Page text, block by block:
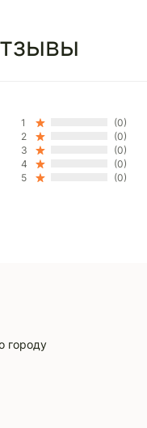
1
(0)
2
(0)
3
(0)
4
(0)
5
(0)
городу